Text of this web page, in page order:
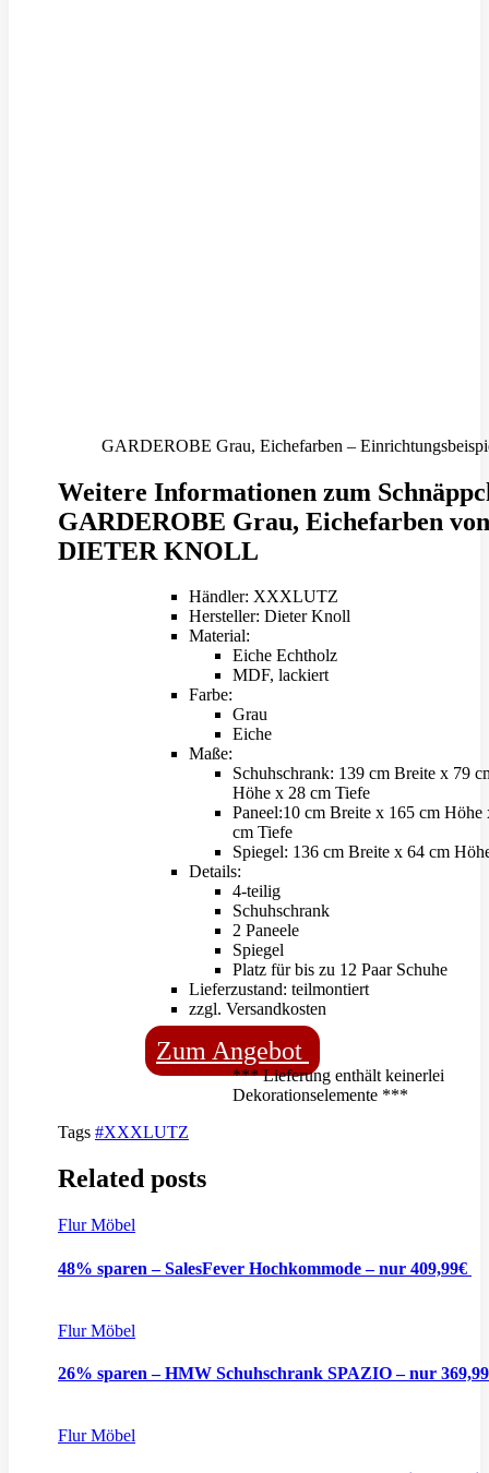
GARDEROBE Grau, Eichefarben –
Weitere Informationen zum
GARDEROBE Grau, Eichefarben von
DIETER KNOLL
Händler: XXXLUTZ
Hersteller: Dieter Knoll
Material:
Eiche Echtholz
MDF, lackiert
Farbe:
Grau
Eiche
Maße:
Schuhschrank: 139 cm Breite x 79
Höhe x 28 cm Tiefe
Paneel:10 cm Breite x 165 cm Höhe
cm Tiefe
Spiegel: 136 cm Breite x 64 cm
Details:
4-teilig
Schuhschrank
2 Paneele
Spiegel
Platz für bis zu 12 Paar Schuhe
Lieferzustand: teilmontiert
zzgl. Versandkosten
Zum Angebot
*** Lieferung enthält keinerlei
Dekorationselemente ***
Tags #XXXLUTZ
Related posts
Flur Möbel
48% sparen – SalesFever Hochkommode – nur 409,99€
Flur Möbel
26% sparen – HMW Schuhschrank SPAZIO – nur
Flur Möbel